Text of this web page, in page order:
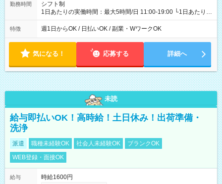
勤務時間
シフト制
1日あたりの実働時間：最大5時間/日 11:00-19:00 └1日あたりの
実働時間：1-5時間 └上記の時間帯内であれば、いつでも勤務可
能！ └平日・土曜日の中で、お好きな曜日でご勤務いただけま
18:00 などのように、自由な働き方が可能なお仕事です！
特徴 週1日からOK / 日払いOK / 副業・WワークOK
気になる！ 応募する 詳細へ
未読
給与即払いOK！高時給！土日休み！出荷準備・
洗浄
派遣 職種未経験OK 社会人未経験OK
ブランクOK
WEB登録・面接OK
給与
時給1600円